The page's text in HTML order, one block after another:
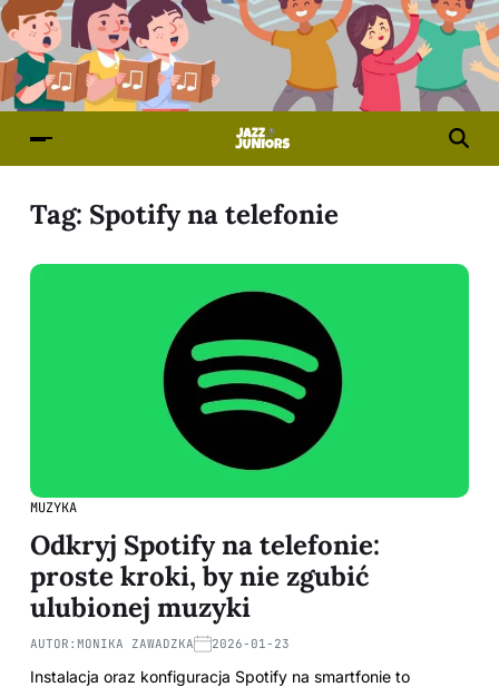
Tag: Spotify na telefonie
MUZYKA
Odkryj Spotify na telefonie:
proste kroki, by nie zgubić
ulubionej muzyki
AUTOR: MONIKA ZAWADZKA 2026-01-23
Instalacja oraz konfiguracja Spotify na smartfonie to